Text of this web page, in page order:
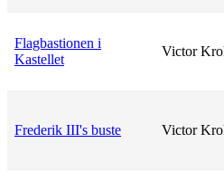
Flagbastionen i
Kastellet
Victor
Frederik III's buste Victor